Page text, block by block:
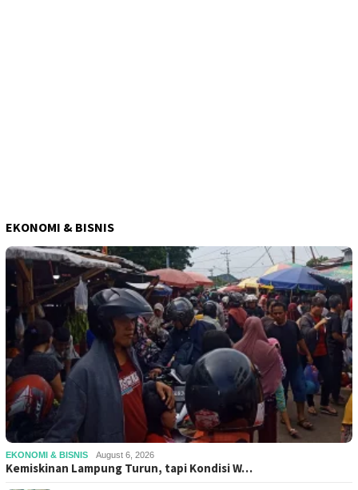
EKONOMI & BISNIS
EKONOMI & BISNIS August 6, 2026
Kemiskinan Lampung Turun, tapi Kondisi W…